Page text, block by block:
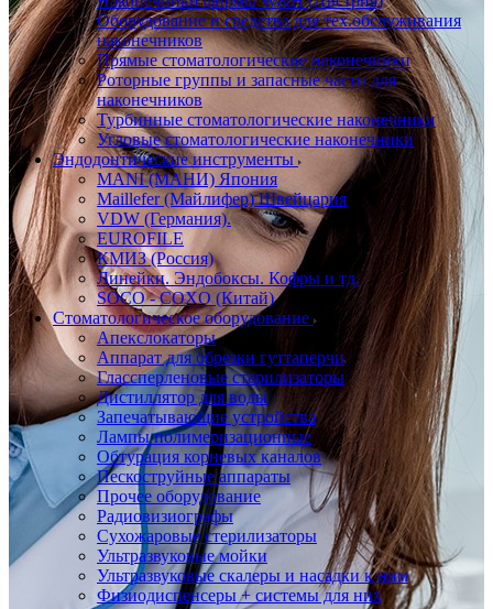
Оборудование и средства для тех.обслуживания
наконечников
Прямые стоматологические наконечники
Роторные группы и запасные части для
наконечников
Турбинные стоматологические наконечники
Угловые стоматологические наконечники
Эндодонтические инструменты
MANI (МАНИ) Япония
Maillefer (Майлифер) Швейцария
VDW (Германия).
EUROFILE
КМИЗ (Россия)
Линейки. Эндобоксы. Кофры и тд.
SOCO - COXO (Китай)
Стоматологическое оборудование
Апекслокаторы
Аппарат для обрезки гуттаперчи
Глассперленовые стерилизаторы
Дистиллятор для воды
Запечатывающие устройства
Лампы полимеризационные
Обтурация корневых каналов
Пескоструйные аппараты
Прочее оборудование
Радиовизиографы
Сухожаровые стерилизаторы
Ультразвуковые мойки
Ультразвуковые скалеры и насадки к ним
Физиодиспенсеры + системы для них